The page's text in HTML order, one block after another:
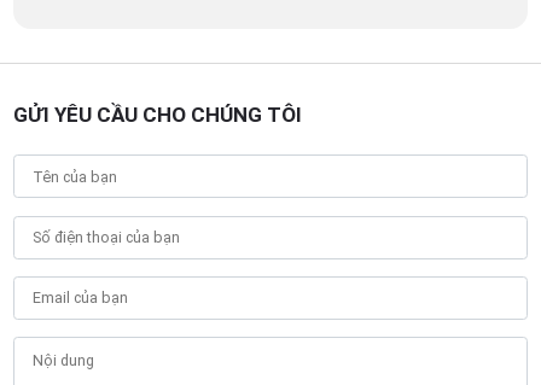
GỬI YÊU CẦU CHO CHÚNG TÔI